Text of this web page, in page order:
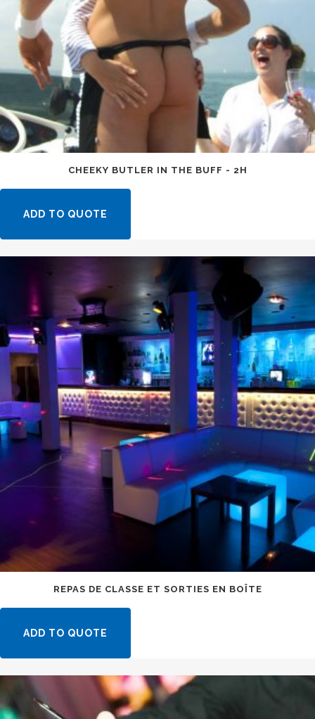
CHEEKY BUTLER IN THE BUFF - 2H
ADD TO QUOTE
REPAS DE CLASSE ET SORTIES EN BOÎTE
ADD TO QUOTE